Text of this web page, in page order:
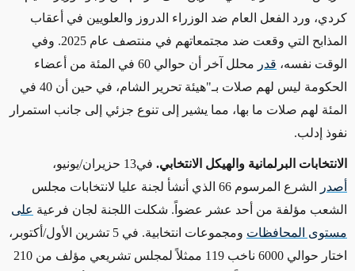
كردي، ورد الفعل العام ضد الوزراء الدروز والعلويين في أعقاب
المذابح التي وقعت ضد مجتمعاتهم في منتصف عام 2025. وفي
الوقت نفسه، قدر
محلل آخر أن حوالي 60 في المئة من أعضاء
الحكومة ليس لهم صلات بـ"هيئة تحرير الشام، في حين أن 40 في
المئة لهم صلات ما بها، مما يشير إلى تنوع جزئي إلى جانب استمرار
نفوذ إدلب.
الانتخابات البرلمانية والهيكل الانتخابي. في13 حزيران/يونيو،
أصدر
الشرع المرسوم 66 الذي أنشأ لجنة عليا لانتخابات مجلس
الشعب مؤلفة من أحد عشر عضواً. شكلت اللجنة لجان فرعية على
مستوى المحافظات
ومجموعات انتخابية. في 5 تشرين الأول/أكتوبر،
اختار حوالي 6000 ناخب 119 ممثلاً لمجلس تشريعي مؤلف من 210